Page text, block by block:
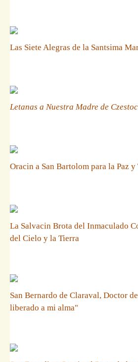
Las Siete Alegras de la Santsima
Letanas a Nuestra Madre de
Oracin a San Bartolom para la Paz
La Salvacin Brota del Inmaculado
del Cielo y la Tierra
San Bernardo de Claraval, Doctor
liberado a mi alma"